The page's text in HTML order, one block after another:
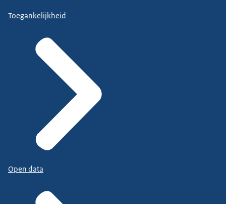
Toegankelijkheid
Open data